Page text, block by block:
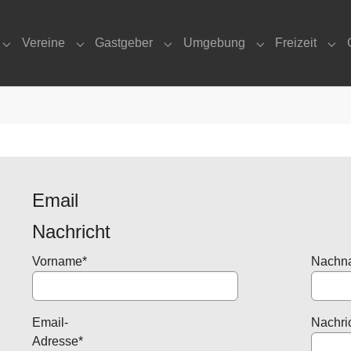
Submenu for "Gemeinde"
Vereine
Submenu for "Vereine"
Gastgeber
Submenu for "Gastgeber"
Umgebung
Submenu for
Freizeit
Email
Nachricht
Vorname*
Email-
Adresse*